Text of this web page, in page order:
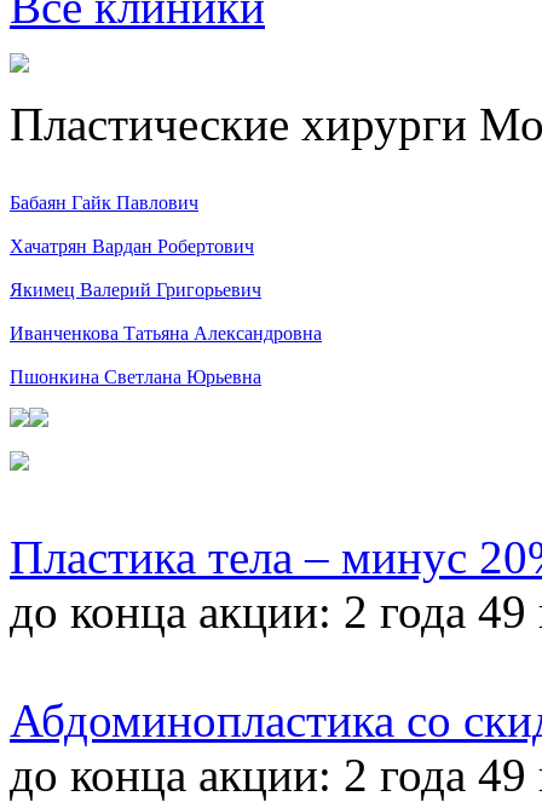
Пластические хирурги
Бабаян Гайк Павлович
Хачатрян Вардан Робертович
Якимец Валерий Григорьевич
Иванченкова Татьяна Александровна
Пшонкина Светлана Юрьевна
Пластика тела – минус
до конца акции: 2 года 49
Абдоминопластика со
до конца акции: 2 года 49